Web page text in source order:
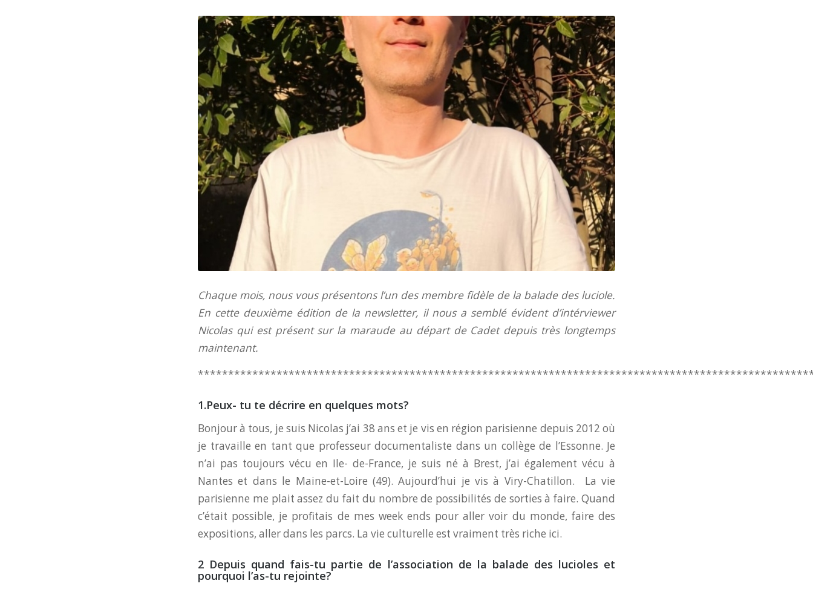
Chaque mois, nous vous présentons l’un des membre fidèle de la balade des luciole.
En cette deuxième édition de la newsletter, il nous a semblé évident d’intérviewer
Nicolas qui est présent sur la maraude au départ de Cadet depuis très longtemps
maintenant.
1.Peux- tu te décrire en quelques mots?
Bonjour à tous, je suis Nicolas j’ai 38 ans et je vis en région parisienne depuis 2012 où
je travaille en tant que professeur documentaliste dans un collège de l’Essonne. Je
n’ai pas toujours vécu en Ile- de-France, je suis né à Brest, j’ai également vécu à
Nantes et dans le Maine-et-Loire (49). Aujourd’hui je vis à Viry-Chatillon. La vie
parisienne me plait assez du fait du nombre de possibilités de sorties à faire. Quand
c’était possible, je profitais de mes week ends pour aller voir du monde, faire des
expositions, aller dans les parcs. La vie culturelle est vraiment très riche ici.
2 Depuis quand fais-tu partie de l’association de la balade des lucioles et
pourquoi l’as-tu rejointe?